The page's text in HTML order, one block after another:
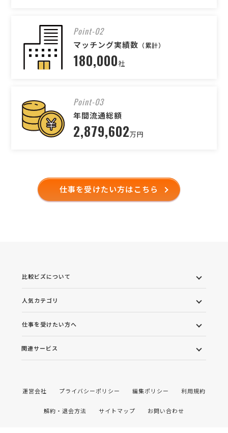
Point-02
マッチング実績数 （累計）
180,000社
Point-03
年間流通総額
2,879,602万円
仕事を受けたい方はこちら
比較ビズについて
人気カテゴリ
仕事を受けたい方へ
関連サービス
運営会社 プライバシーポリシー 編集ポリシー 利用規約
解約・退会方法 サイトマップ お問い合わせ